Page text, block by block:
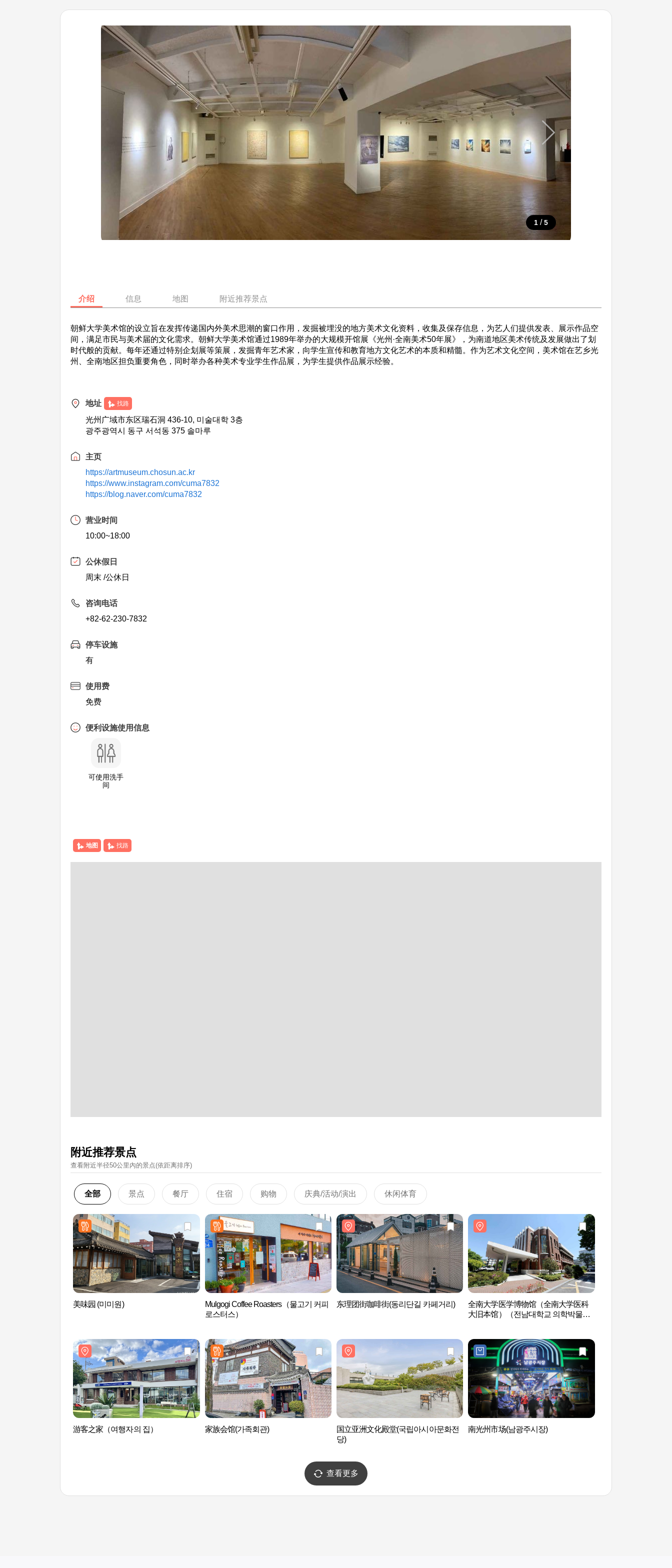
1 / 5
介绍 信息 地图 附近推荐景点
朝鲜大学美术馆的设立旨在发挥传递国内外美术思潮的窗口作用，发掘被埋没的地方美术文化资料，收集及保存信息，为艺人们提供发表、展示作品空
间，满足市民与美术届的文化需求。朝鲜大学美术馆通过1989年举办的大规模开馆展《光州·全南美术50年展》，为南道地区美术传统及发展做出了划
时代般的贡献。每年还通过特别企划展等策展，发掘青年艺术家，向学生宣传和教育地方文化艺术的本质和精髓。作为艺术文化空间，美术馆在艺乡光
州、全南地区担负重要角色，同时举办各种美术专业学生作品展，为学生提供作品展示经验。
地址 找路
光州广域市东区瑞石洞 436-10, 미술대학 3층
광주광역시 동구 서석동 375 솔마루
主页
https://artmuseum.chosun.ac.kr
https://www.instagram.com/cuma7832
https://blog.naver.com/cuma7832
营业时间
10:00~18:00
公休假日
周末 /公休日
咨询电话
+82-62-230-7832
停车设施
有
使用费
免费
便利设施使用信息
可使用洗手
间
地图 找路
附近推荐景点
查看附近半径50公里內的景点(依距离排序)
全部 景点 餐厅 住宿 购物 庆典/活动/演出 休闲体育
美味园 (미미원)
Mulgogi Coffee Roasters（물고기 커피
로스터스）
东理团街咖啡街(동리단길 카페거리)
全南大学医学博物馆（全南大学医科
大旧本馆）（전남대학교 의학박물관
游客之家（여행자의 집） 家族会馆(가족회관)
国立亚洲文化殿堂(국립아시아문화전
당)
南光州市场(남광주시장)
查看更多